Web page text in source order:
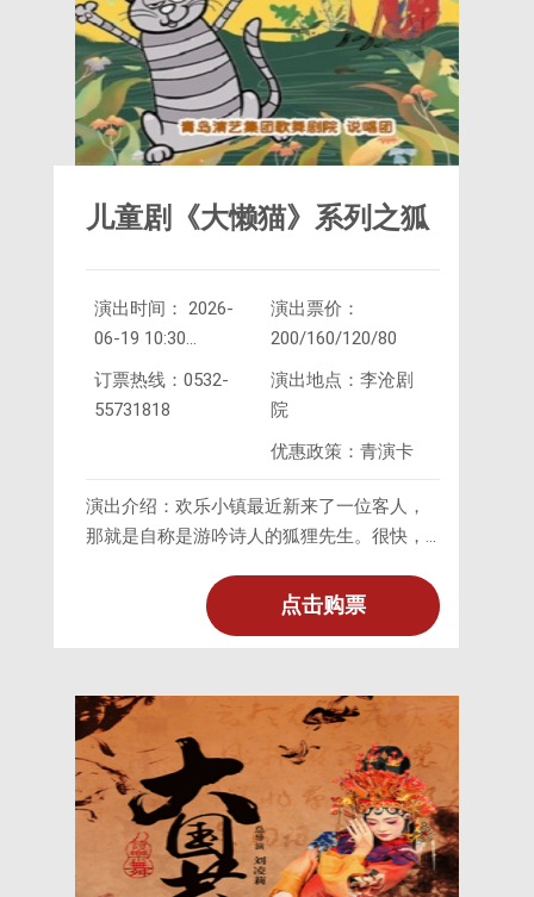
儿童剧《大懒猫》系列之狐
狸先生
演出时间： 2026-
06-19 10:30
2026-
06-19 14:30
订票热线：0532-
55731818
演出票价：
200/160/120/80
演出地点：李沧剧
院
优惠政策：青演卡
演出介绍：欢乐小镇最近新来了一位客人，
那就是自称是游吟诗人的狐狸先生。很快，
了小镇几乎所有居民的喜爱。但毕竟就连太
阳也无法做到人人喜欢，讨厌狐狸先生的还
脑子根本无法判断事情的真相，但他那灵敏
的嗅觉，还是隐隐地觉得事情有些不对劲
儿。
点击购票